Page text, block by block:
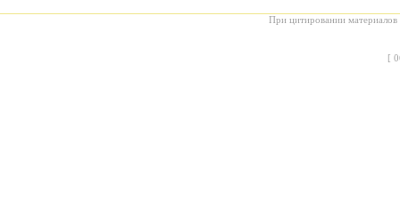
При цитировании материалов
[